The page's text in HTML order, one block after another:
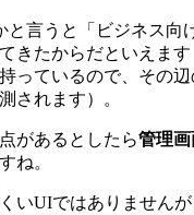
と言うと「ビジネス向
きたからだといえま
っているので、その
されます）。
があるとしたら管理
ね。
いUIではありません